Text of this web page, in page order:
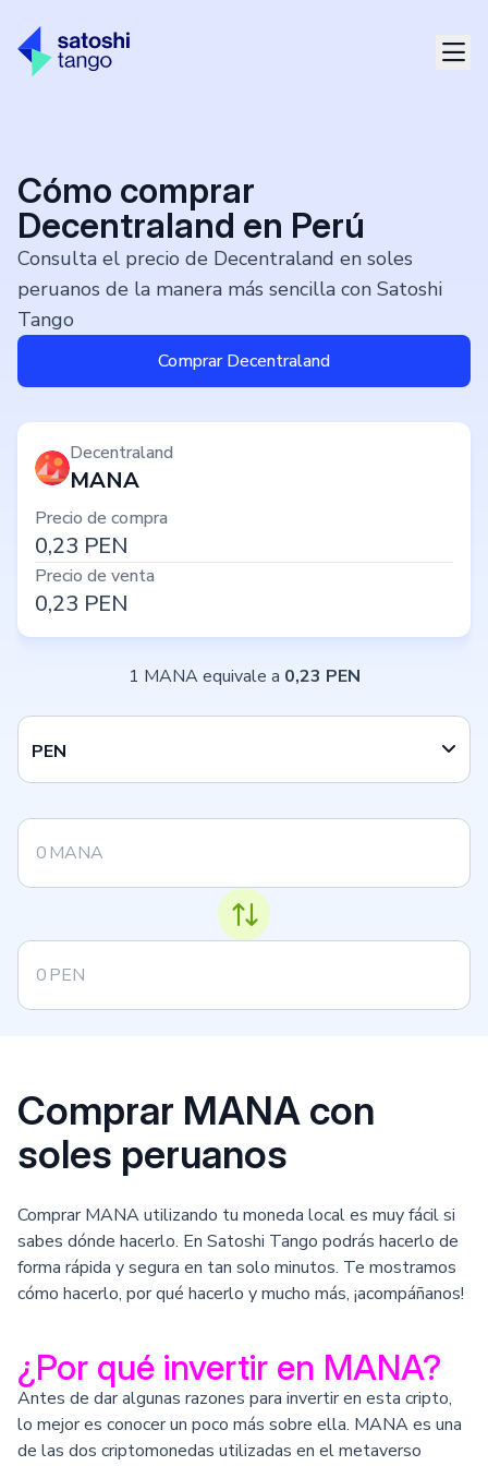
Cómo comprar
Decentraland en Perú
Consulta el precio de Decentraland en soles
peruanos de la manera más sencilla con Satoshi
Tango
Comprar Decentraland
Decentraland
MANA
Precio de compra
0,23 PEN
Precio de venta
0,23 PEN
1 MANA equivale a 0,23 PEN
PEN
MANA
PEN
Comprar MANA con
soles peruanos
Comprar MANA utilizando tu moneda local es muy fácil si
sabes dónde hacerlo. En Satoshi Tango podrás hacerlo de
forma rápida y segura en tan solo minutos. Te mostramos
cómo hacerlo, por qué hacerlo y mucho más, ¡acompáñanos!
¿Por qué invertir en MANA?
Antes de dar algunas razones para invertir en esta cripto,
lo mejor es conocer un poco más sobre ella. MANA es una
de las dos criptomonedas utilizadas en el metaverso